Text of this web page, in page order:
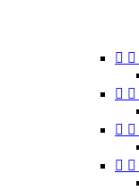
 
 
 
 